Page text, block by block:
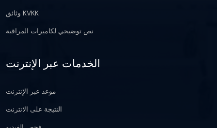
وثائق KVKK
نص توضيحي لكاميرات المراقبة
الخدمات عبر الإنترنت
موعد عبر الإنترنت
النتيجة على الانترنت